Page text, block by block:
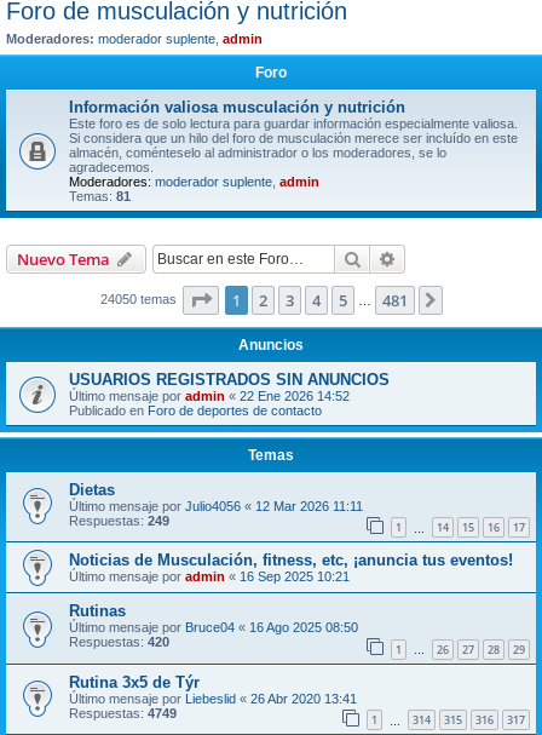
Foro de musculación y nutrición
Moderadores: moderador suplente admin
Foro
Información valiosa musculación y nutrición
Este foro es de solo lectura para guardar información especialmente valiosa.
Si considera que un hilo del foro de musculación merece ser incluído en este
almacén, coménteselo al administrador o los moderadores, se lo
agradecemos.
Moderadores: moderador suplente admin
Temas: 81
Nuevo Tema Buscar
24050 temas Página de 481
1 2 3 4 5 481
Anuncios
USUARIOS REGISTRADOS SIN ANUNCIOS
Último mensaje por admin « 22 Ene 2026 14:52
Publicado en Foro de deportes de contacto
Temas
Dietas
Último mensaje por Julio4056 « 12 Mar 2026 11:11
Respuestas: 249 1 14 15 16 17
Noticias de Musculación, fitness, etc, ¡anuncia tus eventos!
Último mensaje por admin « 16 Sep 2025 10:21
Rutinas
Último mensaje por Bruce04 « 16 Ago 2025 08:50
Respuestas: 420 1 … 26 27 28 29
Rutina 3x5 de Týr
Último mensaje por Liebeslid « 26 Abr 2020 13:41
Respuestas: 4749 1 314 315 316 317